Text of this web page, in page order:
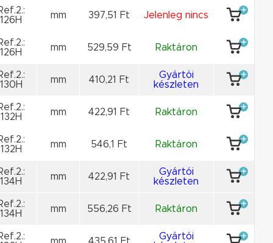
126H
mm 397,51 Ft Jelenleg nincs
126H
mm 529,59 Ft Raktáron
130H
mm 410,21 Ft
Gyártói
készleten
132H
mm 422,91 Ft Raktáron
132H
mm 546,1 Ft Raktáron
134H
mm 422,91 Ft
Gyártói
készleten
134H
mm 556,26 Ft Raktáron
mm 435,61 Ft
Gyártói